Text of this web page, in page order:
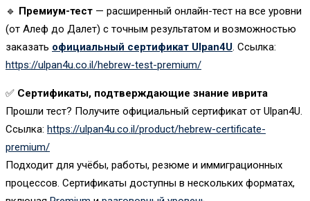
🔹 Премиум-тест — расширенный онлайн-тест на все уровни
(от Алеф до Далет) с точным результатом и возможностью
заказать официальный сертификат Ulpan4U. Ссылка:
https://ulpan4u.co.il/hebrew-test-premium/
✅ Сертификаты, подтверждающие знание иврита
Прошли тест? Получите официальный сертификат от Ulpan4U.
Ссылка: https://ulpan4u.co.il/product/hebrew-certificate-
premium/
Подходит для учёбы, работы, резюме и иммиграционных
процессов. Сертификаты доступны в нескольких форматах,